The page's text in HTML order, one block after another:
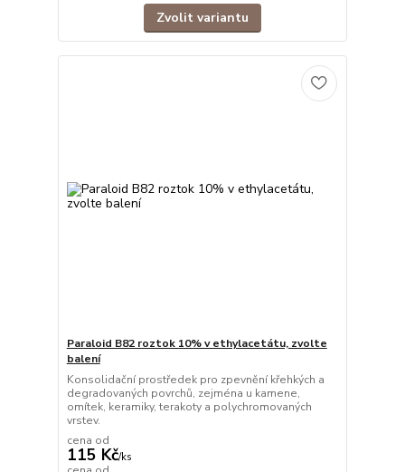
Zvolit variantu
Paraloid B82 roztok 10% v ethylacetátu, zvolte
balení
Konsolidační prostředek pro zpevnění křehkých a
degradovaných povrchů, zejména u kamene,
omítek, keramiky, terakoty a polychromovaných
vrstev.
cena od
115 Kč/ks